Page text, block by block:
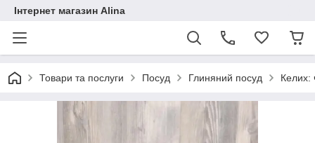
Інтернет магазин Alina
Товари та послуги Посуд Глиняний посуд Келих: